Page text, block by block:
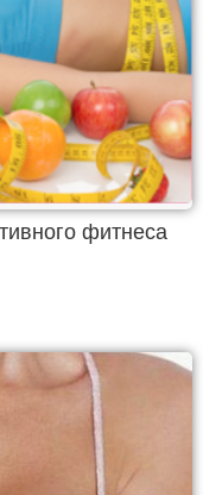
фитнеса